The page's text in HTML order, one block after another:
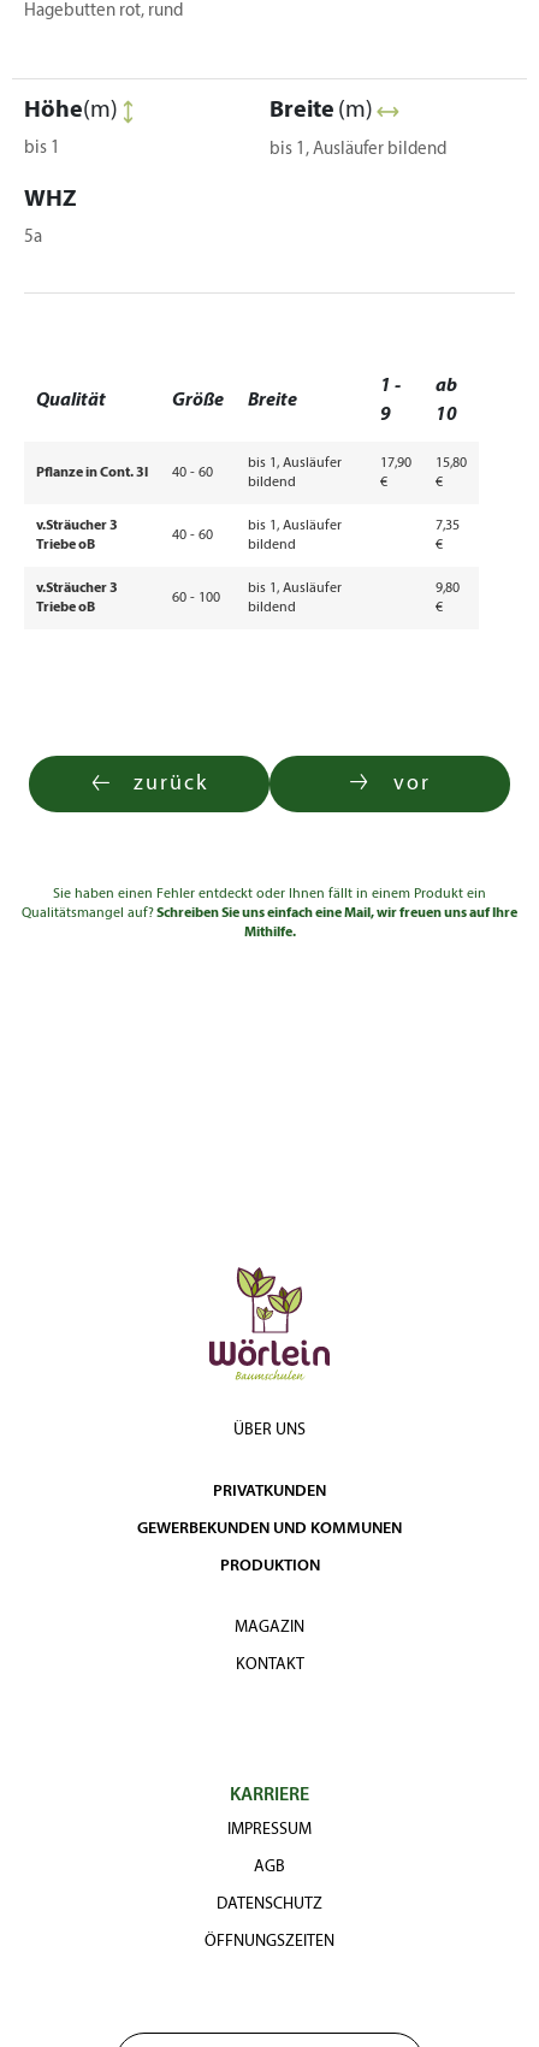
Hagebutten rot, rund
Höhe(m)
bis 1
Breite (m)
bis 1, Ausläufer bildend
WHZ
5a
Qualität Größe Breite
1 -
9
ab
10
Pflanze in Cont. 3l 40 - 60
bis 1, Ausläufer
bildend
17,90
€
15,80
€
v.Sträucher 3
Triebe oB
40 - 60
bis 1, Ausläufer
bildend
7,35
€
v.Sträucher 3
Triebe oB
60 - 100
bis 1, Ausläufer
bildend
9,80
€
zurück vor
Sie haben einen Fehler entdeckt oder Ihnen fällt in einem Produkt ein
Qualitätsmangel auf?Schreiben Sie uns einfach eine Mail, wir freuen uns auf Ihre
Mithilfe.
ÜBER UNS
PRIVATKUNDEN
GEWERBEKUNDEN UND KOMMUNEN
PRODUKTION
MAGAZIN
KONTAKT
KARRIERE
IMPRESSUM
AGB
DATENSCHUTZ
ÖFFNUNGSZEITEN